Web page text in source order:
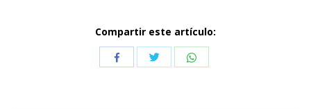
Compartir este artículo:
CompartirCompartirCompartir